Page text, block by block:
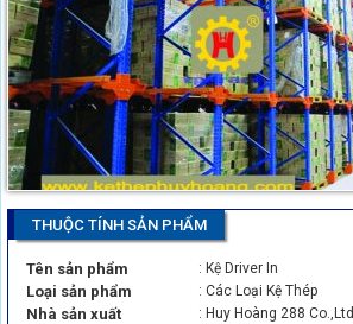
THUỘC TÍNH SẢN PHẨM
Tên sản phẩm : Kệ Driver In
Loại sản phẩm : Các Loại Kệ Thép
Nhà sản xuất : Huy Hoàng 288 Co.,Ltd